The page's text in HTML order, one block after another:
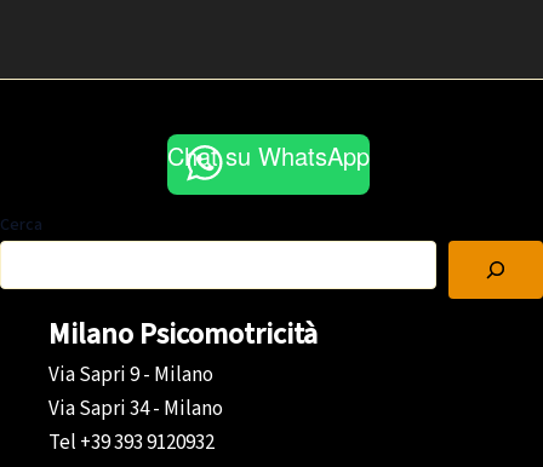
Chat su WhatsApp
Cerca
Milano Psicomotricità
Via Sapri 9 - Milano
Via Sapri 34 - Milano
Tel +39 393 9120932